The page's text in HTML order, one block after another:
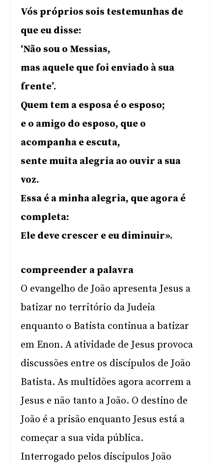
Vós próprios sois testemunhas de
que eu disse:
‘Não sou o Messias,
mas aquele que foi enviado à sua
frente’.
Quem tem a esposa é o esposo;
e o amigo do esposo, que o
acompanha e escuta,
sente muita alegria ao ouvir a sua
voz.
Essa é a minha alegria, que agora é
completa:
Ele deve crescer e eu diminuir».
compreender a palavra
O evangelho de João apresenta Jesus a
batizar no território da Judeia
enquanto o Batista continua a batizar
em Enon. A atividade de Jesus provoca
discussões entre os discípulos de João
Batista. As multidões agora acorrem a
Jesus e não tanto a João. O destino de
João é a prisão enquanto Jesus está a
começar a sua vida pública.
Interrogado pelos discípulos João